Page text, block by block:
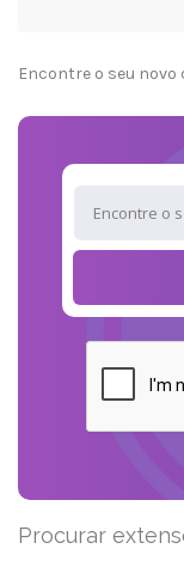
Encontre o seu novo
Procurar